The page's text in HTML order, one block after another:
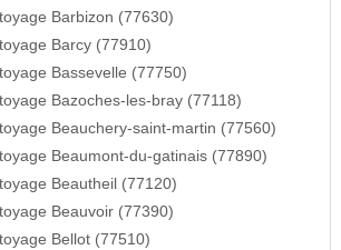
Barbizon (77630)
Barcy (77910)
Bassevelle (77750)
Bazoches-les-bray (77118)
Beauchery-saint-martin (77560)
Beaumont-du-gatinais (77890)
Beautheil (77120)
Beauvoir (77390)
Bellot (77510)